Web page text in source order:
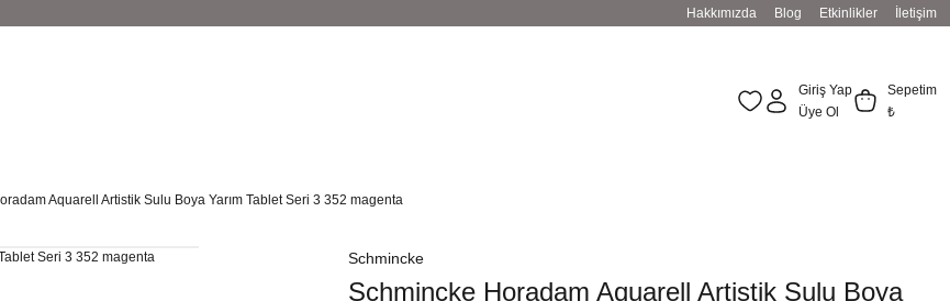
Hakkımızda Blog Etkinlikler İletişim
Giriş Yap
Üye Ol
Sepetim
₺
Aquarell Artistik Sulu Boya Yarım Tablet Seri 3 352 magenta
Schmincke
Schmincke Horadam Aquarell Artistik Sulu Boya